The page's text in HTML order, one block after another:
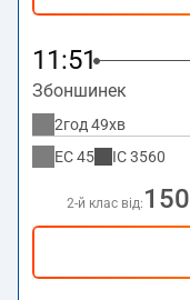
11:51
Збоншинек
2год 49хв
EC45 IC3560
2-й клас від: 150